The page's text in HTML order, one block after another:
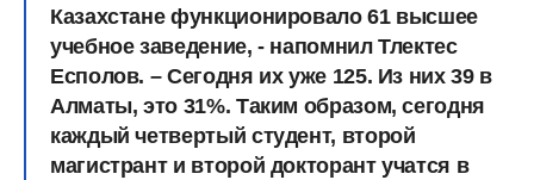
Казахстане функционировало 61 высшее
учебное заведение, - напомнил Тлектес
Есполов. – Сегодня их уже 125. Из них 39 в
Алматы, это 31%. Таким образом, сегодня
каждый четвертый студент, второй
магистрант и второй докторант учатся в